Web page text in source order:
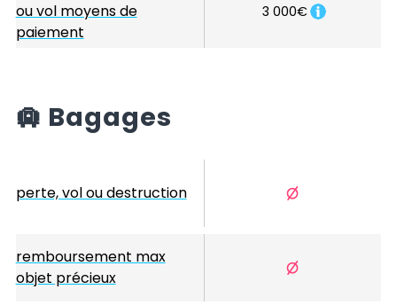
ou vol moyens de
paiement
3 000€
🛄 Bagages
perte, vol ou destruction
remboursement max
objet précieux